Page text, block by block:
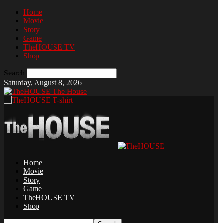
Home
Movie
Story
Game
TheHOUSE TV
Shop
Search
Saturday, August 8, 2026
The House
Home
Movie
Story
Game
TheHOUSE TV
Shop